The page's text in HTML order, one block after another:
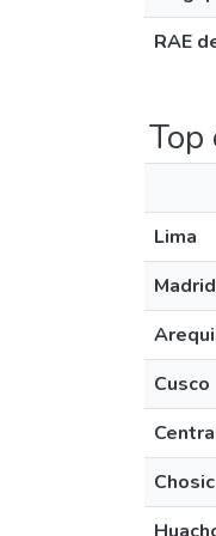
RAE
Lima
Madrid
Cusco